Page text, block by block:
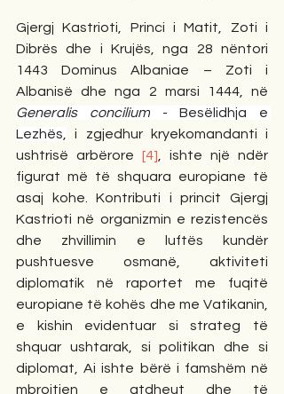
Gjergj Kastrioti, Princi i Matit, Zoti i
Dibrës dhe i Krujës, nga 28 nëntori
1443 Dominus Albaniae – Zoti i
Generalis concilium - Besëlidhja e
Lezhës, i zgjedhur kryekomandanti i
ushtrisë arbërore [4], ishte një ndër
figurat më të shquara europiane të
asaj kohe. Kontributi i princit Gjergj
Kastrioti në organizmin e rezistencës
dhe zhvillimin e luftës kundër
pushtuesve osmanë, aktiviteti
diplomatik në raportet me fuqitë
europiane të kohës dhe me Vatikanin,
e kishin evidentuar si strateg të
shquar ushtarak, si politikan dhe si
diplomat, Ai ishte bërë i famshëm në
mbrojtjen e atdheut dhe të